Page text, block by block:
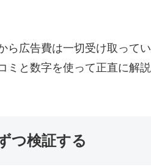
ら広告費は一切受け取ってい
ミと数字を使って正直に解説
つ検証する